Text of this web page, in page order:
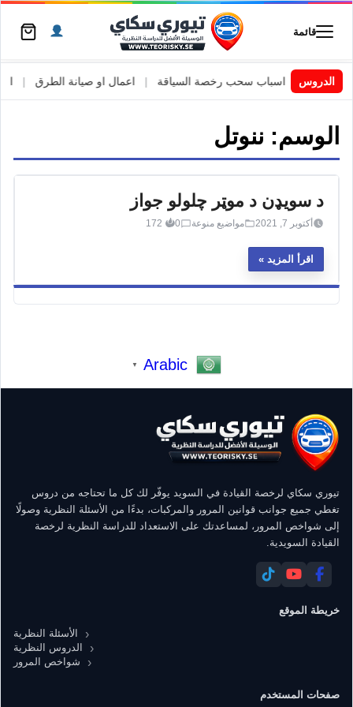
قائمة
الدروسالسويد | اسباب سحب رخصة السياقة اعمال او صيانة الطرق
الوسم: ننوتل
د سویډن د موټر چلولو جواز
أكتوبر 7, 2021 مواضيع منوعة 0
172
اقرأ المزيد
Arabic
▼
تيوري سكاي لرخصة القيادة في السويد يوفّر لك كل ما تحتاجه من دروس
تغطي جميع جوانب قوانين المرور والمركبات، بدءًا من الأسئلة النظرية وصولًا
إلى شواخص المرور، لمساعدتك على الاستعداد للدراسة النظرية لرخصة
القيادة السويدية.
خريطة الموقع
الأسئلة النظرية
الدروس النظرية
شواخص المرور
صفحات المستخدم